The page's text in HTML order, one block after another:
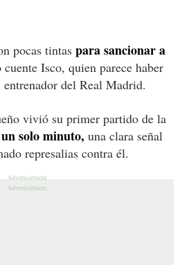
pocas tintas para sancionar a
Isco, quien parece haber
del Real Madrid.
vivió su primer partido de la
solo minuto, una clara señal
represalias contra él.